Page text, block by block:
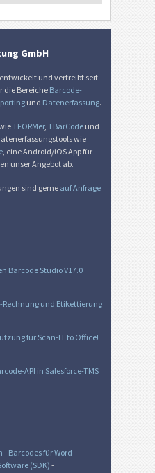
GmbH
und vertreibt seit
die Bereiche Barcode-
und Datenerfassung.
TFORMer, TBarCode und
wie
, eine Android/iOS App für
unser Angebot ab.
sind gerneauf Anfrage
Barcode Studio V17.0
Rechnung und Etikettierung
für Scan-IT to Office!
API in Salesforce-TMS
- Barcodes für Word -
(SDK)-